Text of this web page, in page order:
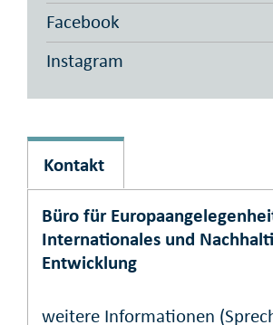
Facebook
Instagram
Kontakt
Büro für
Internationales und
Entwicklung
weitere Informationen